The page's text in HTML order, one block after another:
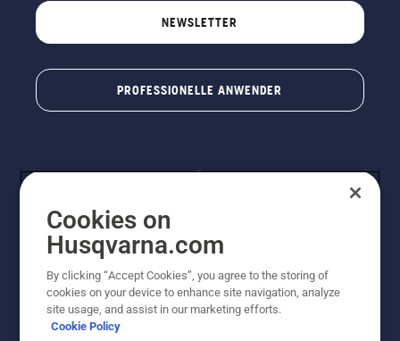
NEWSLETTER
PROFESSIONELLE ANWENDER
© Husqvarna® AB (publ). Alle Rechte vorbehalten. Die
Preisangaben sind unverbindliche Preisempfehlungen
von Husqvarna Schweiz AG an den teilnehmenden
Fachhandel, Preise in CHF inklusive 8,1% MWST und
Cookies on
Husqvarna.com
By clicking “Accept Cookies”, you agree to the storing of
cookies on your device to enhance site navigation, analyze
site usage, and assist in our marketing efforts.
Cookie Policy